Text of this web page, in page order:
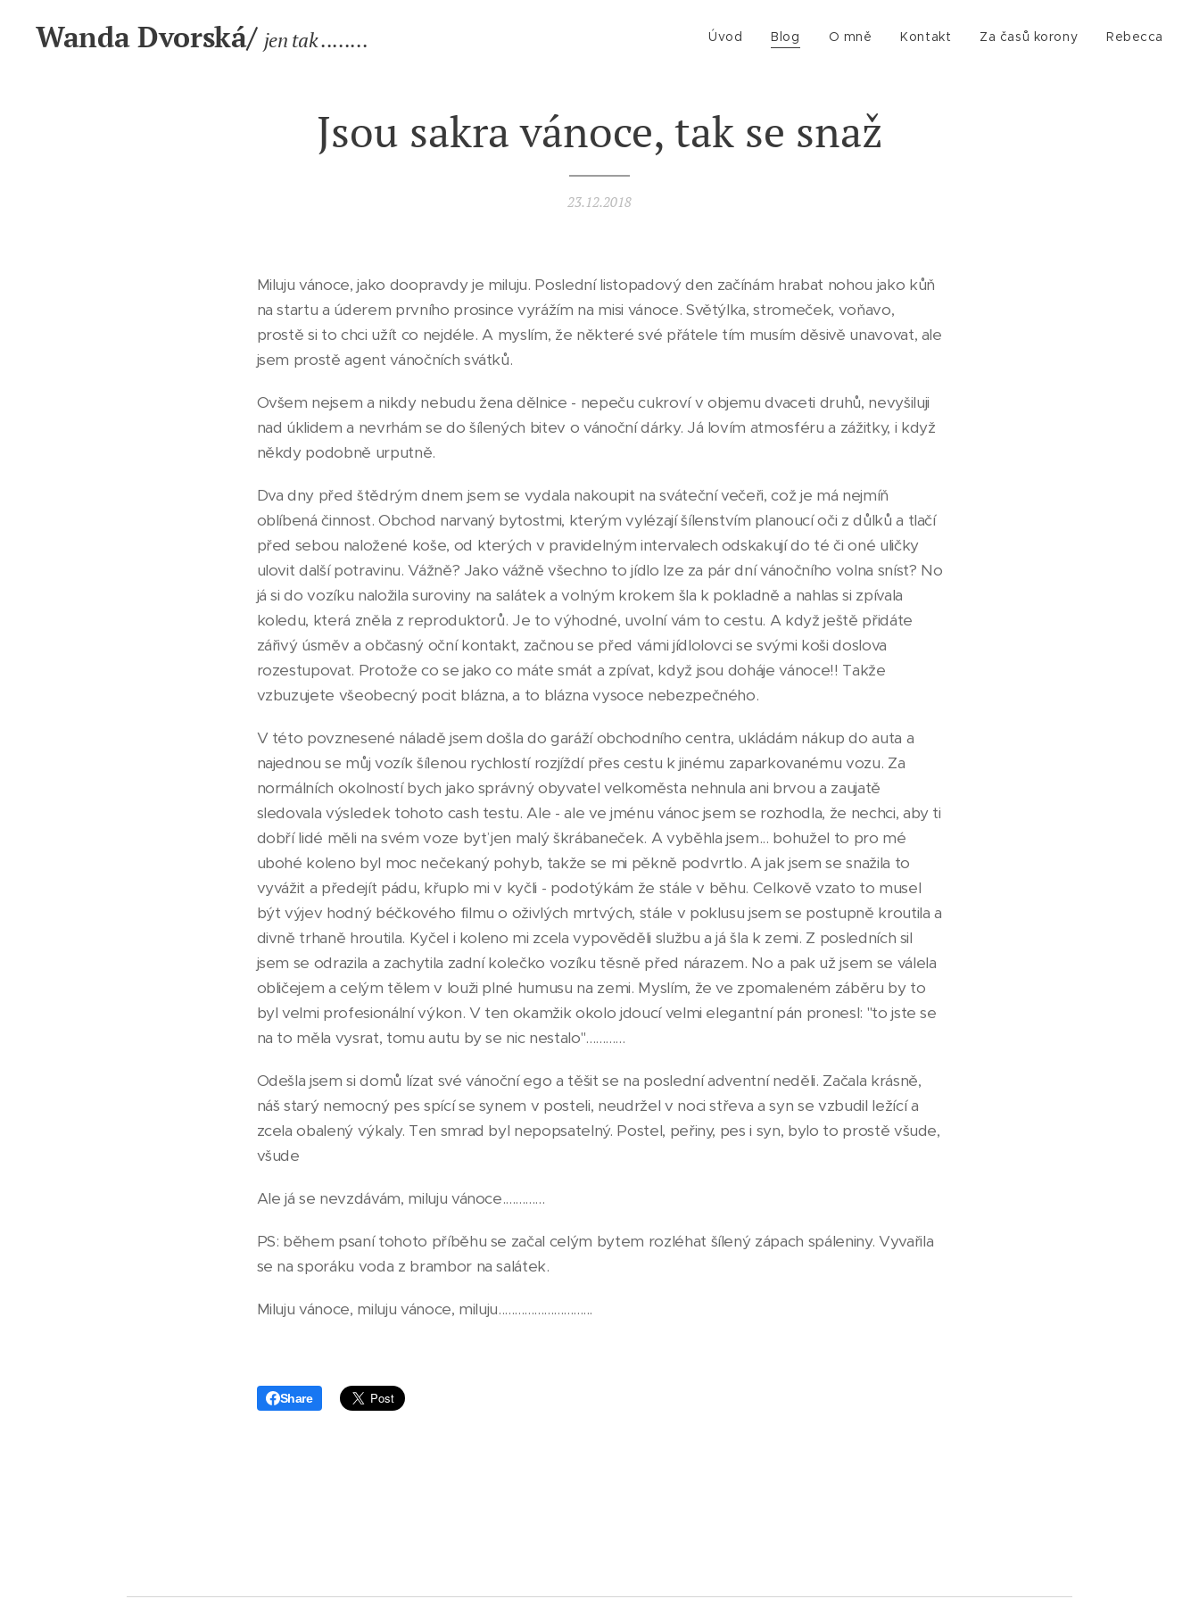
Wanda Dvorská/ jen tak ........ Úvod Blog O mně Kontakt Za časů korony Rebecca
Jsou sakra vánoce, tak se snaž
23.12.2018
Miluju vánoce, jako doopravdy je miluju. Poslední listopadový den začínám hrabat nohou jako kůň
na startu a úderem prvního prosince vyrážím na misi vánoce. Světýlka, stromeček, voňavo,
prostě si to chci užít co nejdéle. A myslím, že některé své přátele tím musím děsivě unavovat, ale
jsem prostě agent vánočních svátků.
Ovšem nejsem a nikdy nebudu žena dělnice - nepeču cukroví v objemu dvaceti druhů, nevyšiluji
nad úklidem a nevrhám se do šílených bitev o vánoční dárky. Já lovím atmosféru a zážitky, i když
někdy podobně urputně.
Dva dny před štědrým dnem jsem se vydala nakoupit na sváteční večeři, což je má nejmíň
oblíbená činnost. Obchod narvaný bytostmi, kterým vylézají šílenstvím planoucí oči z důlků a tlačí
před sebou naložené koše, od kterých v pravidelným intervalech odskakují do té či oné uličky
ulovit další potravinu. Vážně? Jako vážně všechno to jídlo lze za pár dní vánočního volna sníst? No
já si do vozíku naložila suroviny na salátek a volným krokem šla k pokladně a nahlas si zpívala
koledu, která zněla z reproduktorů. Je to výhodné, uvolní vám to cestu. A když ještě přidáte
zářivý úsměv a občasný oční kontakt, začnou se před vámi jídlolovci se svými koši doslova
rozestupovat. Protože co se jako co máte smát a zpívat, když jsou doháje vánoce!! Takže
vzbuzujete všeobecný pocit blázna, a to blázna vysoce nebezpečného.
V této povznesené náladě jsem došla do garáží obchodního centra, ukládám nákup do auta a
najednou se můj vozík šílenou rychlostí rozjíždí přes cestu k jinému zaparkovanému vozu. Za
normálních okolností bych jako správný obyvatel velkoměsta nehnula ani brvou a zaujatě
sledovala výsledek tohoto cash testu. Ale - ale ve jménu vánoc jsem se rozhodla, že nechci, aby ti
dobří lidé měli na svém voze byť jen malý škrábaneček. A vyběhla jsem... bohužel to pro mé
ubohé koleno byl moc nečekaný pohyb, takže se mi pěkně podvrtlo. A jak jsem se snažila to
vyvážit a předejít pádu, křuplo mi v kyčli - podotýkám že stále v běhu. Celkově vzato to musel
být výjev hodný béčkového filmu o oživlých mrtvých, stále v poklusu jsem se postupně kroutila a
divně trhaně hroutila. Kyčel i koleno mi zcela vypověděli službu a já šla k zemi. Z posledních sil
jsem se odrazila a zachytila zadní kolečko vozíku těsně před nárazem. No a pak už jsem se válela
obličejem a celým tělem v louži plné humusu na zemi. Myslím, že ve zpomaleném záběru by to
byl velmi profesionální výkon. V ten okamžik okolo jdoucí velmi elegantní pán pronesl: "to jste se
na to měla vysrat, tomu autu by se nic nestalo"............
Odešla jsem si domů lízat své vánoční ego a těšit se na poslední adventní neděli. Začala krásně,
náš starý nemocný pes spící se synem v posteli, neudržel v noci střeva a syn se vzbudil ležící a
zcela obalený výkaly. Ten smrad byl nepopsatelný. Postel, peřiny, pes i syn, bylo to prostě všude,
všude
Ale já se nevzdávám, miluju vánoce.............
PS: během psaní tohoto příběhu se začal celým bytem rozléhat šílený zápach spáleniny. Vyvařila
se na sporáku voda z brambor na salátek.
Miluju vánoce, miluju vánoce, miluju.............................
Share